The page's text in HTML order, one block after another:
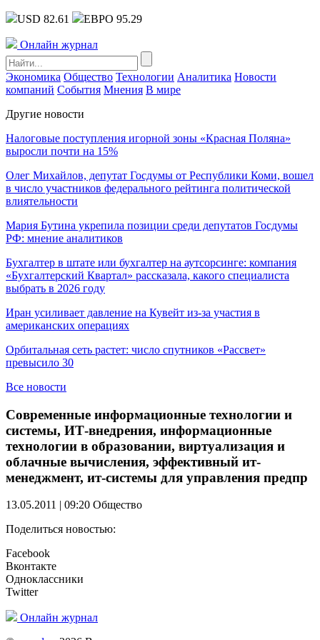
USD 82.61 ЕВРО 95.29
Онлайн журнал
Экономика Общество Технологии Аналитика Новости
компаний События Мнения В мире
Другие новости
Налоговые поступления игорной зоны «Красная Поляна»
выросли почти на 15%
Олег Михайлов, депутат Госдумы от Республики Коми, вошел
в число участников федерального рейтинга политической
влиятельности
Мария Бутина укрепила позиции среди депутатов Госдумы
РФ: мнение аналитиков
Бухгалтер в штате или бухгалтер на аутсорсинге: компания
«Бухгалтерский Квартал» рассказала, какого специалиста
выбрать в 2026 году
Иран усиливает давление на Кувейт из-за участия в
американских операциях
Орбитальная сеть растет: число спутников «Рассвет»
превысило 30
Все новости
Современные информационные технологии и
системы, ИТ-внедрения, информационные
технологии в образовании, виртуализация и
облачные вычисления, эффективный ит-
менеджмент, ит-системы для управления предпр
13.05.2011 | 09:20 Общество
Поделиться новостью:
Facebook
Вконтакте
Одноклассники
Twitter
Онлайн журнал